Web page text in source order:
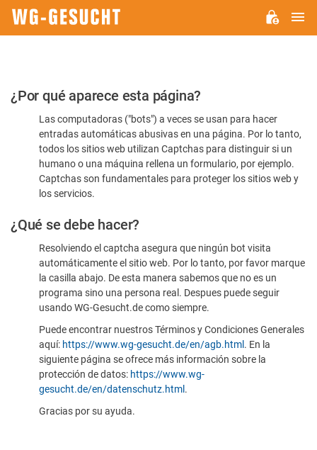
Por
favor,
confirme
humano
¿Por qué aparece esta página?
Las computadoras ("bots") a veces se usan para hacer
entradas automáticas abusivas en una página. Por lo tanto,
todos los sitios web utilizan Captchas para distinguir si un
humano o una máquina rellena un formulario, por ejemplo.
Captchas son fundamentales para proteger los sitios web y
los servicios.
¿Qué se debe hacer?
Resolviendo el captcha asegura que ningún bot visita
automáticamente el sitio web. Por lo tanto, por favor marque
la casilla abajo. De esta manera sabemos que no es un
programa sino una persona real. Despues puede seguir
usando WG-Gesucht.de como siempre.
Puede encontrar nuestros Términos y Condiciones Generales
aquí: https://www.wg-gesucht.de/en/agb.html . En la
siguiente página se ofrece más información sobre la
protección de datos: https://www.wg-
gesucht.de/en/datenschutz.html .
Gracias por su ayuda.